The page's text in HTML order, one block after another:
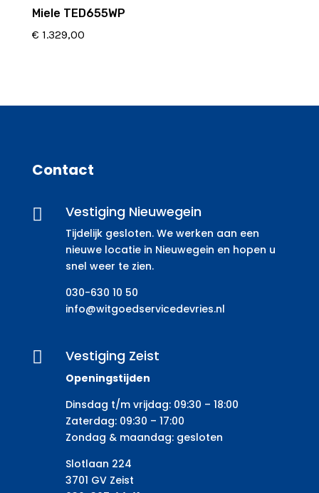
Miele TED655WP
€ 1.329,00
Contact
 Vestiging Nieuwegein
Tijdelijk gesloten. We werken aan een
nieuwe locatie in Nieuwegein en hopen u
snel weer te zien.
030-630 10 50
info@witgoedservicedevries.nl
 Vestiging Zeist
Openingstijden
Dinsdag t/m vrijdag: 09:30 – 18:00
Zaterdag: 09:30 – 17:00
Zondag & maandag: gesloten
Slotlaan 224
3701 GV Zeist